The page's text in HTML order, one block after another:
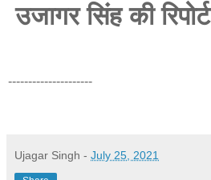
उजागर सिंह की रिपोर्ट
---------------------
Ujagar Singh - July 25, 2021